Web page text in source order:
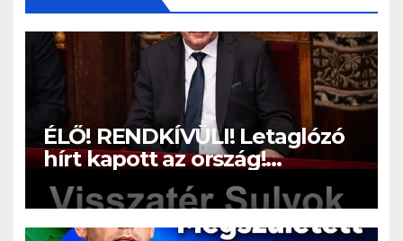
ÉLŐ! RENDKÍVÜLI! Letaglózó
hírt kapott az ország!
Visszatérhet Sulyok Tamás!? –
ERRE senki nem volt
felkészülve: